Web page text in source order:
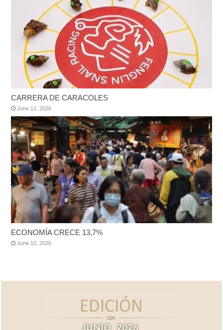
CARRERA DE CARACOLES
June 12, 2026
ECONOMÍA CRECE 13,7%
June 12, 2026